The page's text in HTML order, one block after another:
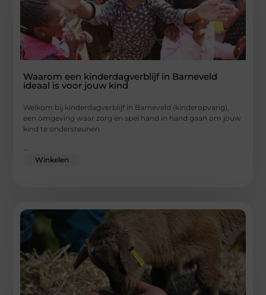
Waarom een kinderdagverblijf in Barneveld
ideaal is voor jouw kind
Welkom bij kinderdagverblijf in Barneveld (kinderopvang),
een omgeving waar zorg en spel hand in hand gaan om jouw
kind te ondersteunen
...
Winkelen